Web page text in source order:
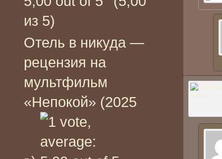
из 5)
Отель в никуда —
рецензия на
мультфильм
«Непокой» (2025